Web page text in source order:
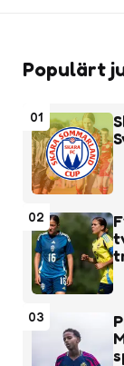
Populärt
01
02
03